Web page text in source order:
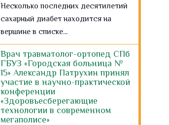
Несколько последних десятилетий
сахарный диабет находится на
вершине в списке...
Врач травматолог-ортопед СПб
ГБУЗ «Городская больница №
15» Александр Патрухин принял
участие в научно-практической
конференции
«Здоровьесберегающие
технологии в современном
мегаполисе»